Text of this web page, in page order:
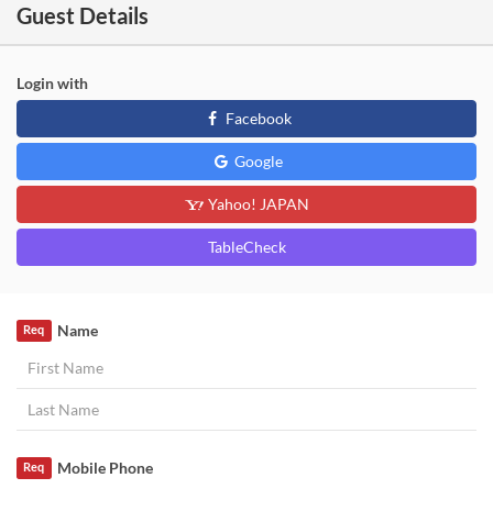
Guest Details
Login with
Facebook
Google
Yahoo! JAPAN
TableCheck
Name
Req
Mobile Phone
Req